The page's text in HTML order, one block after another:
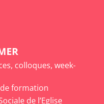
colloques, week-
formation
de l’Eglise